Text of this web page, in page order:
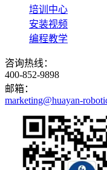
培训中心
安装视频
编程教学
咨询热线：
400-852-9898
邮箱：
marketing@huayan-